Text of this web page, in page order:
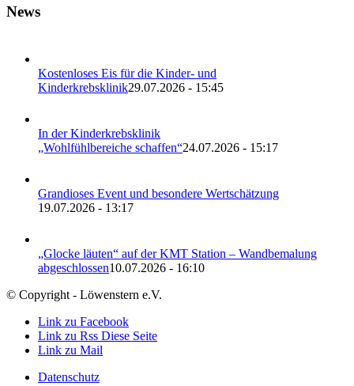
News
Kostenloses Eis für die Kinder- und
Kinderkrebsklinik29.07.2026 - 15:45
In der Kinderkrebsklinik
„Wohlfühlbereiche schaffen“24.07.2026 - 15:17
Grandioses Event und besondere Wertschätzung
19.07.2026 - 13:17
„Glocke läuten“ auf der KMT Station – Wandbemalung
abgeschlossen10.07.2026 - 16:10
© Copyright - Löwenstern e.V.
Link zu Facebook
Link zu Rss Diese Seite
Link zu Mail
Datenschutz